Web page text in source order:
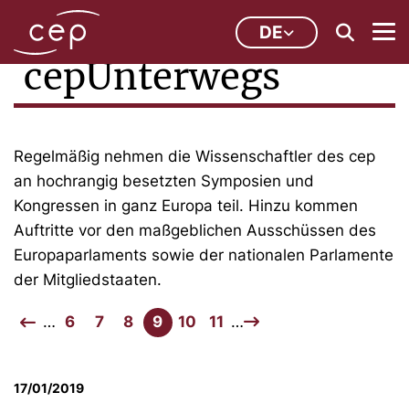
DE
cepUnterwegs
Regelmäßig nehmen die Wissenschaftler des cep
an hochrangig besetzten Symposien und
Kongressen in ganz Europa teil. Hinzu kommen
Auftritte vor den maßgeblichen Ausschüssen des
Europaparlaments sowie der nationalen Parlamente
der Mitgliedstaaten.
… 6 7 8 9 10 11 …
17/01/2019